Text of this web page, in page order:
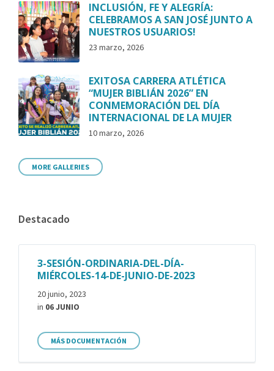
INCLUSIÓN, FE Y ALEGRÍA:
CELEBRAMOS A SAN JOSÉ JUNTO A
NUESTROS USUARIOS!
23 marzo, 2026
EXITOSA CARRERA ATLÉTICA
“MUJER BIBLIÁN 2026” EN
CONMEMORACIÓN DEL DÍA
INTERNACIONAL DE LA MUJER
10 marzo, 2026
MORE GALLERIES
Destacado
3-SESIÓN-ORDINARIA-DEL-DÍA-
MIÉRCOLES-14-DE-JUNIO-DE-2023
20 junio, 2023
in 06 JUNIO
MÁS DOCUMENTACIÓN